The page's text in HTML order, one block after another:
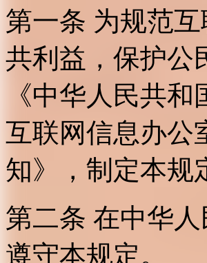
第一条 为规范
共利益，保护公
《中华人民共
互联网信息办公
知》，制定本规
第二条 在中华
遵守本规定。